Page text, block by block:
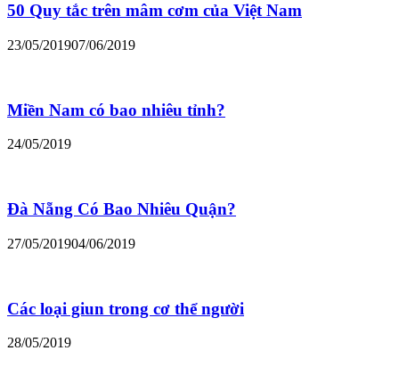
50 Quy tắc trên mâm cơm của Việt Nam
23/05/201907/06/2019
Miền Nam có bao nhiêu tỉnh?
24/05/2019
Đà Nẵng Có Bao Nhiêu Quận?
27/05/201904/06/2019
Các loại giun trong cơ thể người
28/05/2019